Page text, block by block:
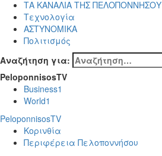
ΤΑ ΚΑΝΑΛΙΑ ΤΗΣ ΠΕΛΟΠΟΝΝΗΣΟΥ
Τεχνολογία
ΑΣΤΥΝΟΜΙΚΑ
Πολιτισμός
Αναζήτηση για:
PeloponnisosTV
Business1
World1
PeloponnisosTV
Κορινθία
Περιφέρεια Πελοποννήσου